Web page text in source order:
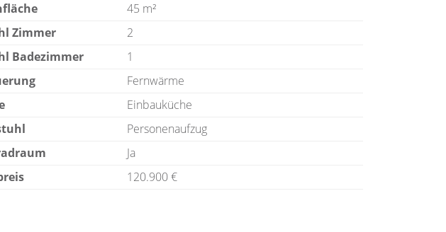
45 m²
Zimmer
2
Badezimmer
1
Fernwärme
Einbauküche
Personenaufzug
Ja
120.900 €